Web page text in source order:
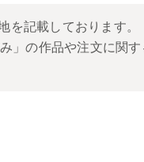
を記載しております。
」の作品や注文に関す